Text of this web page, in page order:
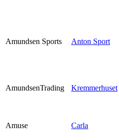
Amundsen Sports Anton Sport
AmundsenTrading Kremmerhuset
Amuse Carla